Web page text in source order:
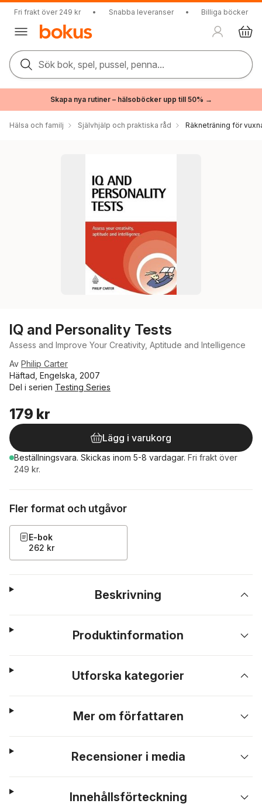
Fri frakt över 249 kr • Snabba leveranser • Billiga böcker
Sök bok, spel, pussel, penna...
Skapa nya rutiner – hälsoböcker upp till 50% →
Hälsa och familj Självhjälp och praktiska råd Räkneträning för
IQ and Personality Tests
Assess and Improve Your Creativity, Aptitude and Intelligence
Av Philip Carter
Häftad, Engelska, 2007
Del i serien Testing Series
179 kr
Lägg i varukorg
Beställningsvara. Skickas inom 5-8 vardagar. Fri frakt över
249 kr.
Fler format och utgåvor
E-bok
262 kr
Beskrivning
Produktinformation
Utforska kategorier
Mer om författaren
Recensioner i media
Innehållsförteckning